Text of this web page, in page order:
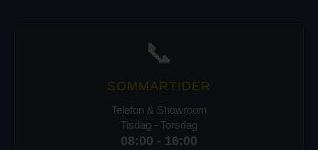
📞
SOMMARTIDER
Telefon & Showroom
Tisdag - Torsdag
08:00 - 16:00